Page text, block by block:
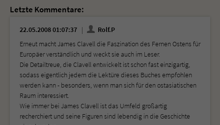
Letzte Kommentare:
22.05.2008 01:07:37
Rolf.P
Erneut macht James Clavell die Faszination des Fernen Ostens für
Europäer verständlich und weckt sie auch im Leser.
Die Detailtreue, die Clavell entwickelt ist schon fast einzigartig,
sodass eigentlich jedem die Lektüre dieses Buches empfohlen
werden kann - besonders, wenn man sich für den ostasiatischen
Raum interessiert.
Wie immer bei James Clavell ist das Umfeld großartig
recherchiert und seine Figuren sind lebendig in die Geschichte